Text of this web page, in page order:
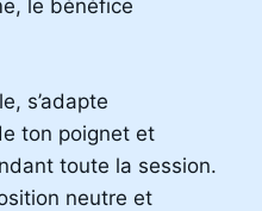
le bénéfice
s’adapte
ton poignet et
toute la session.
neutre et